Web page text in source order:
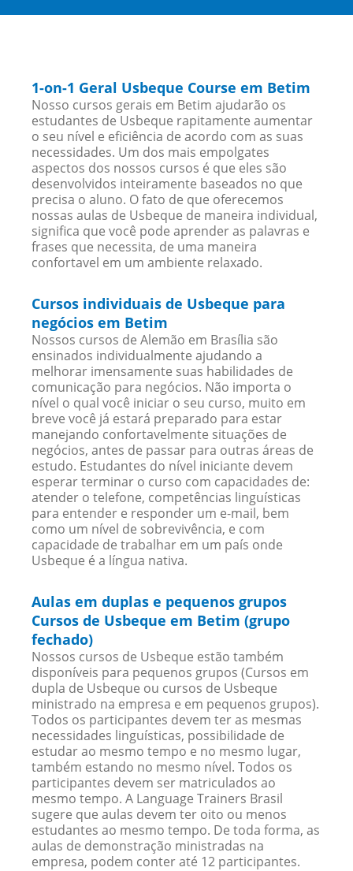
1-on-1 Geral Usbeque Course em Betim
Nosso cursos gerais em Betim ajudarão os
estudantes de Usbeque rapitamente aumentar
o seu nível e eficiência de acordo com as suas
necessidades. Um dos mais empolgates
aspectos dos nossos cursos é que eles são
desenvolvidos inteiramente baseados no que
precisa o aluno. O fato de que oferecemos
nossas aulas de Usbeque de maneira individual,
significa que você pode aprender as palavras e
frases que necessita, de uma maneira
confortavel em um ambiente relaxado.
Cursos individuais de Usbeque para
negócios em Betim
Nossos cursos de Alemão em Brasília são
ensinados individualmente ajudando a
melhorar imensamente suas habilidades de
comunicação para negócios. Não importa o
nível o qual você iniciar o seu curso, muito em
breve você já estará preparado para estar
manejando confortavelmente situações de
negócios, antes de passar para outras áreas de
estudo. Estudantes do nível iniciante devem
esperar terminar o curso com capacidades de:
atender o telefone, competências linguísticas
para entender e responder um e-mail, bem
como um nível de sobrevivência, e com
capacidade de trabalhar em um país onde
Usbeque é a língua nativa.
Aulas em duplas e pequenos grupos
Cursos de Usbeque em Betim (grupo
fechado)
Nossos cursos de Usbeque estão também
disponíveis para pequenos grupos (Cursos em
dupla de Usbeque ou cursos de Usbeque
ministrado na empresa e em pequenos grupos).
Todos os participantes devem ter as mesmas
necessidades linguísticas, possibilidade de
estudar ao mesmo tempo e no mesmo lugar,
também estando no mesmo nível. Todos os
participantes devem ser matriculados ao
mesmo tempo. A Language Trainers Brasil
sugere que aulas devem ter oito ou menos
estudantes ao mesmo tempo. De toda forma, as
aulas de demonstração ministradas na
empresa, podem conter até 12 participantes.